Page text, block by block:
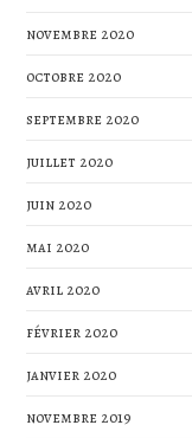
novembre 2020
octobre 2020
septembre 2020
juillet 2020
juin 2020
mai 2020
avril 2020
février 2020
janvier 2020
novembre 2019